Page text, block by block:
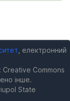
, електронний
Creative Commons
інше.
State